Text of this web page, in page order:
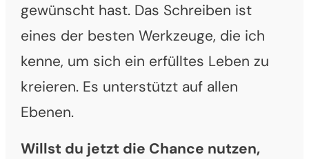
gewünscht hast. Das Schreiben ist
eines der besten Werkzeuge, die ich
kenne, um sich ein erfülltes Leben zu
kreieren. Es unterstützt auf allen
Ebenen.
Willst du jetzt die Chance nutzen,